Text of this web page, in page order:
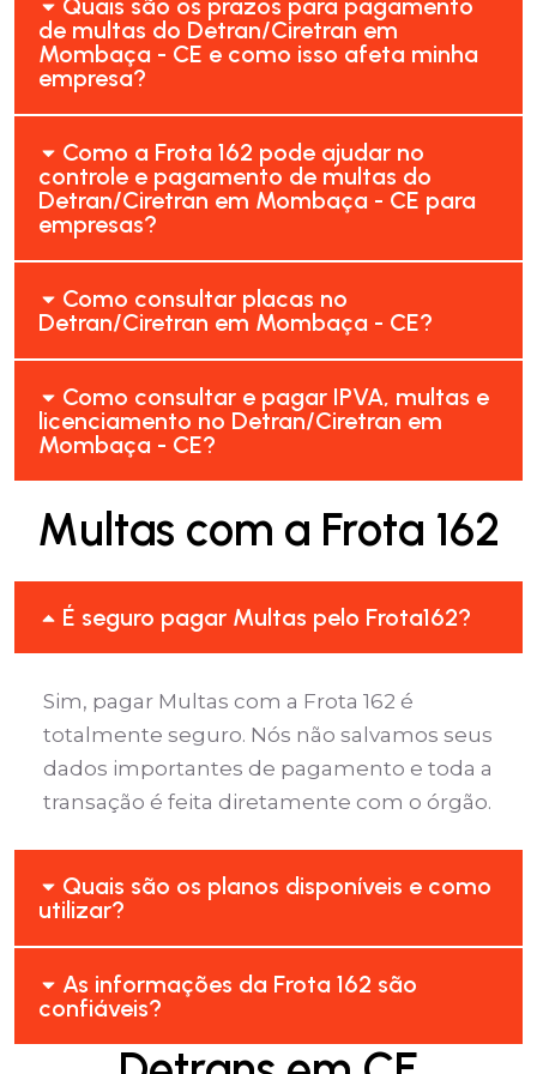
de multas do Detran/Ciretran em
Mombaça - CE e como isso afeta minha
empresa?
Como a Frota 162 pode ajudar no
controle e pagamento de multas do
Detran/Ciretran em Mombaça - CE para
empresas?
Como consultar placas no
Detran/Ciretran em Mombaça - CE?
Como consultar e pagar IPVA, multas e
licenciamento no Detran/Ciretran em
Mombaça - CE?
Multas com a Frota 162
É seguro pagar Multas pelo Frota162?
Sim, pagar Multas com a Frota 162 é
totalmente seguro. Nós não salvamos seus
dados importantes de pagamento e toda a
transação é feita diretamente com o órgão.
Quais são os planos disponíveis e como
utilizar?
As informações da Frota 162 são
confiáveis?